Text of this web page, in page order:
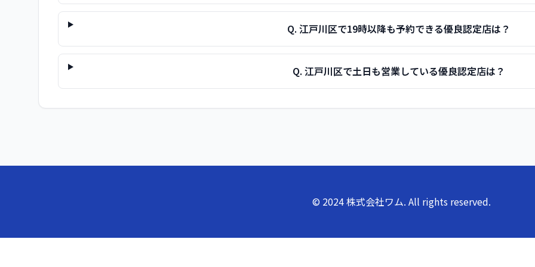
Q.江戸川区で19時以降も予約できる優良認定店は？
Q.江戸川区で土日も営業している優良認定店は？
© 2024 株式会社ワム. All rights reserved.